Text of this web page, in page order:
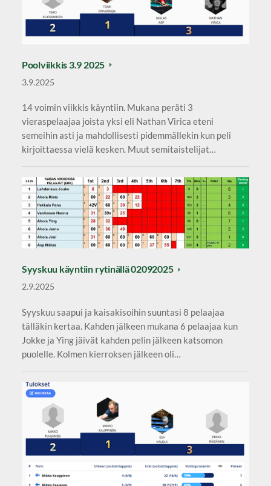
Poolviikkis 3.9 2025
3.9.2025
14 voimin viikkis käyntiin. Mukana peräti 3
vieraspelaajaa joista yksi eli Nathan Virica eteni
semeihin asti ja mahdollisesti pidemmällekin kun peli
kirjoittaessa vielä kesken. Muut semitaistelijat…
Syyskuu käyntiin rytinällä 02092025
2.9.2025
Syyskuu saapui ja kaisakisoihin suuntasi 8 pelaajaa
tälläkin kertaa. Kahden jälkeen mukana 6 pelaajaa kun
Jokke ja Ying jäivät kahden pelin jälkeen katsomon
puolelle. Kolmen kierroksen jälkeen oli…